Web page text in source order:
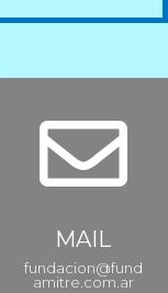
MAIL
fundacion@fund
amitre.com.ar